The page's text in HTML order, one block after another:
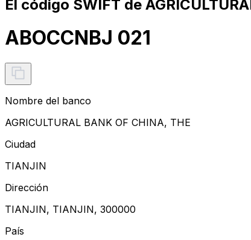
El código SWIFT de
ABOCCNBJ 021
Nombre del banco
AGRICULTURAL BANK OF CHINA, THE
Ciudad
TIANJIN
Dirección
TIANJIN, TIANJIN, 300000
País